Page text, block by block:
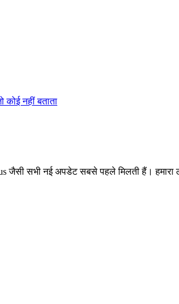
नहीं बताता
जैसी सभी नई अपडेट सबसे पहले मिलती हैं। हमारा